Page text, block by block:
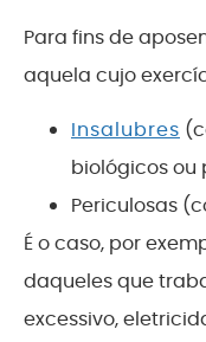
Para fins de
aquela cujo
Insalubres
biológicos ou
Periculosas
É o caso, por
daqueles que
excessivo,